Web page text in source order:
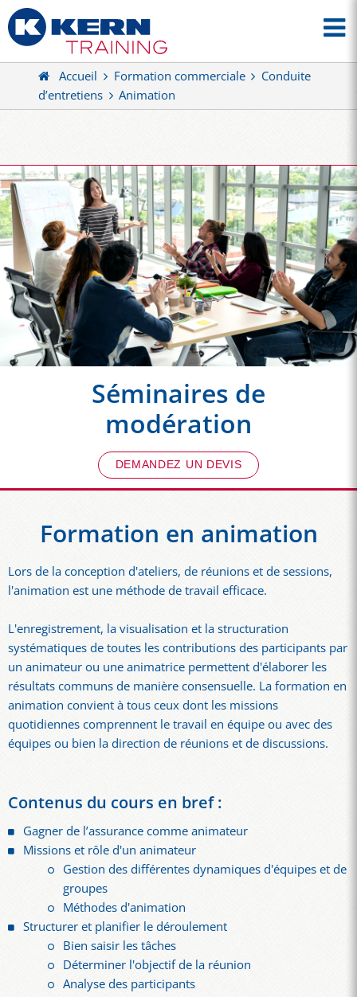
Accueil Formation commerciale
Conduite
d’entretiens
Animation
Séminaires de
modération
DEMANDEZ UN DEVIS
Formation en animation
Lors de la conception d'ateliers, de réunions et de sessions,
l'animation est une méthode de travail efficace.
L'enregistrement, la visualisation et la structuration
systématiques de toutes les contributions des participants par
un animateur ou une animatrice permettent d'élaborer les
résultats communs de manière consensuelle. La formation en
animation convient à tous ceux dont les missions
quotidiennes comprennent le travail en équipe ou avec des
équipes ou bien la direction de réunions et de discussions.
Contenus du cours en bref :
Gagner de l’assurance comme animateur
Missions et rôle d'un animateur
Gestion des différentes dynamiques d'équipes et de
groupes
Méthodes d'animation
Structurer et planifier le déroulement
Bien saisir les tâches
Déterminer l'objectif de la réunion
Analyse des participants